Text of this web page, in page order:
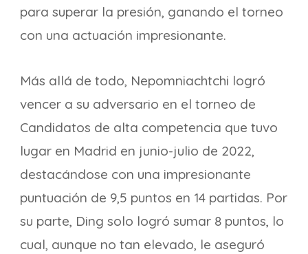
para superar la presión, ganando el torneo
con una actuación impresionante.
Más allá de todo, Nepomniachtchi logró
vencer a su adversario en el torneo de
Candidatos de alta competencia que tuvo
lugar en Madrid en junio-julio de 2022,
destacándose con una impresionante
puntuación de 9,5 puntos en 14 partidas. Por
su parte, Ding solo logró sumar 8 puntos, lo
cual, aunque no tan elevado, le aseguró